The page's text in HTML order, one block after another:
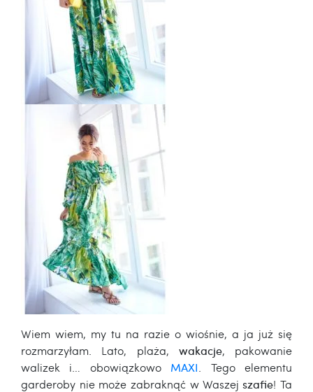
Wiem wiem, my tu na razie o wiośnie, a ja już się
rozmarzyłam. Lato, plaża, wakacje, pakowanie
walizek i… obowiązkowo MAXI
. Tego elementu
garderoby nie może zabraknąć w Waszejszafie! Ta